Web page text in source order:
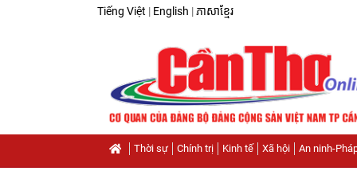
Tiếng Việt | English | ភាសាខ្មែរ
Thời sự Chính trị Kinh tế Xã hội An ninh-